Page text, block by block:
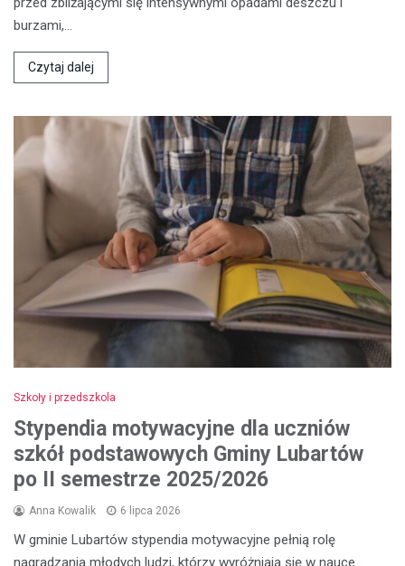
burzami,…
Czytaj dalej
Szkoły i przedszkola
Stypendia motywacyjne dla uczniów
szkół podstawowych Gminy Lubartów
po II semestrze 2025/2026
Anna Kowalik 6 lipca 2026
W gminie Lubartów stypendia motywacyjne pełnią rolę
nagradzania młodych ludzi, którzy wyróżniają się w nauce…